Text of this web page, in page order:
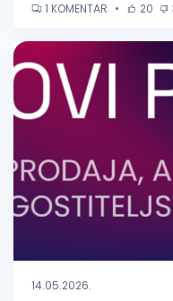
1 KOMENTAR • 20
14.05.2026.